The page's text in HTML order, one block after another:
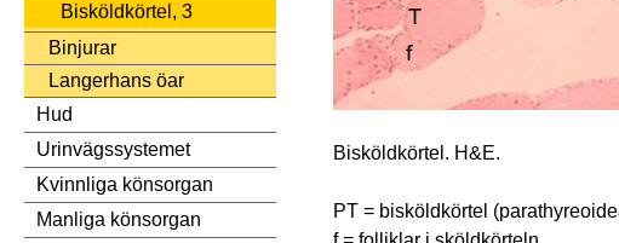
Bisköldkörtel, 3
Binjurar
Langerhans öar
Hud
Urinvägssystemet
Kvinnliga könsorgan
Manliga könsorgan
Bisköldkörtel. H&E.
PT = bisköldkörtel